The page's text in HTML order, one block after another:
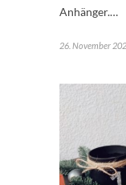
Anhänger.…
26. November